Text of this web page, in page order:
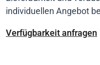
individuellen Angebot
Verfügbarkeit anfragen